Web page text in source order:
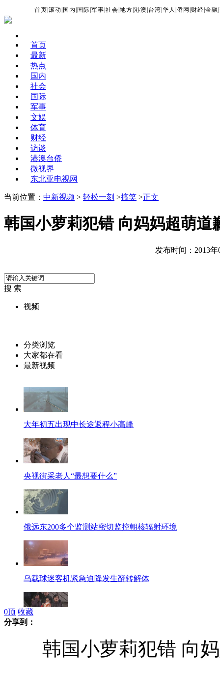
首页 |滚动 国内 国际 |军事 |社会 |地方 |港澳 台湾 |华人 |侨网 财经 |金融 |
首页
最新
热点
国内
社会
国际
军事
文娱
体育
财经
访谈
港澳台侨
微视界
东北亚电视网
当前位置： 中新视频 > 轻松一刻 >搞笑 >正文
韩国小萝莉犯错 向妈妈超萌道
发布时间：2013年
搜 索
视频
分类浏览
大家都在看
最新视频
大年初五出现中长途返程小高峰
央视街采老人“最想要什么”
俄远东200多个监测站密切监控朝核辐射环境
乌载球迷客机紧急迫降发生翻转解体
0顶 收藏
分享到：
韩国小萝莉犯错 向妈